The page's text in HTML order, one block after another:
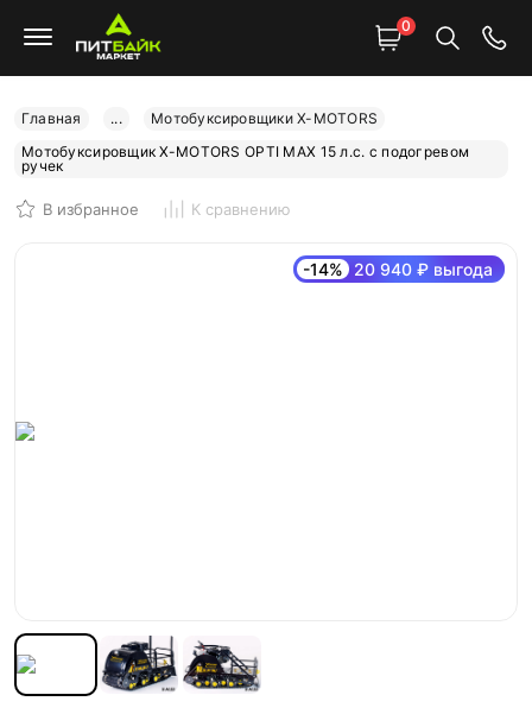
0
Главная ...
Мотобуксировщики X-MOTORS
Мотобуксировщик X-MOTORS OPTI MAX 15 л.с. с подогревом
ручек
В избранное К сравнению
-14% 20 940 ₽ выгода